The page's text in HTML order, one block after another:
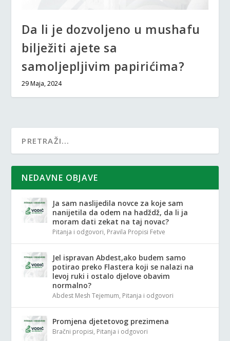
Da li je dozvoljeno u mushafu
bilježiti ajete sa
samoljepljivim papirićima?
29 Maja, 2024
NEDAVNE OBJAVE
Ja sam naslijedila novce za koje sam
nanijetila da odem na hadždž, da li ja
moram dati zekat na taj novac?
Pitanja i odgovori, Pravila Propisi Fetve
Jel ispravan Abdest,ako budem samo
potirao preko Flastera koji se nalazi na
levoj ruki i ostalo djelove obavim
normalno?
Abdest Mesh Tejemum, Pitanja i odgovori
Promjena djetetovog prezimena
Bračni propisi, Pitanja i odgovori